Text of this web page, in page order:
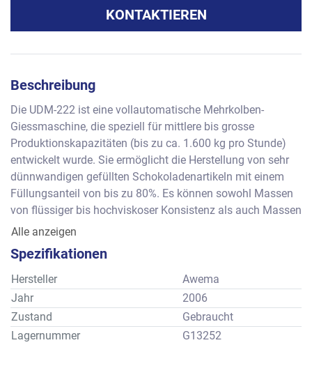
KONTAKTIEREN
Beschreibung
Die UDM-222 ist eine vollautomatische Mehrkolben-
Giessmaschine, die speziell für mittlere bis grosse
Produktionskapazitäten (bis zu ca. 1.600 kg pro Stunde)
entwickelt wurde. Sie ermöglicht die Herstellung von sehr
dünnwandigen gefüllten Schokoladenartikeln mit einem
Füllungsanteil von bis zu 80%. Es können sowohl Massen
von flüssiger bis hochviskoser Konsistenz als auch Massen
mit Ingredienzen verarbeitet werden. Das durchdachte
einfachen Produktwechsel sowie eine effektive Reinigung
– ganz ohne Werkzeug.
Alle anzeigen
Spezifikationen
Hersteller
Awema
Jahr
2006
Zustand
Gebraucht
Lagernummer
G13252